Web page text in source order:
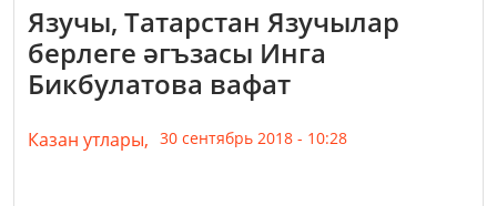
Язучы, Татарстан Язучылар
берлеге әгъзасы Инга
Бикбулатова вафат
Казан утлары, 30 сентябрь 2018 - 10:28